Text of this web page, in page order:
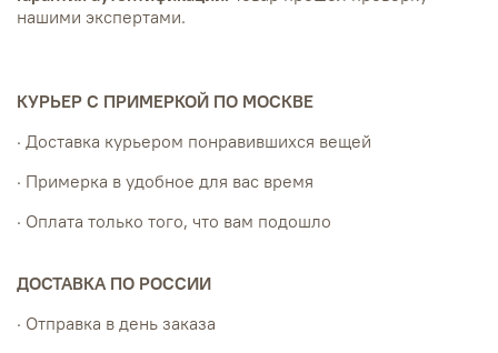
нашими экспертами.
КУРЬЕР С ПРИМЕРКОЙ ПО МОСКВЕ
· Доставка курьером понравившихся вещей
· Примерка в удобное для вас время
· Оплата только того, что вам подошло
ДОСТАВКА ПО РОССИИ
· Отправка в день заказа